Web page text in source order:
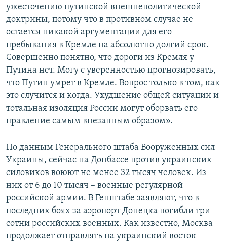
ужесточению путинской внешнеполитической
доктрины, потому что в противном случае не
остается никакой аргументации для его
пребывания в Кремле на абсолютно долгий срок.
Совершенно понятно, что дороги из Кремля у
Путина нет. Могу с уверенностью прогнозировать,
что Путин умрет в Кремле. Вопрос только в том, как
это случится и когда. Ухудшение общей ситуации и
тотальная изоляция России могут оборвать его
правление самым внезапным образом».
По данным Генерального штаба Вооруженных сил
Украины, сейчас на Донбассе против украинских
силовиков воюют не менее 32 тысяч человек. Из
них от 6 до 10 тысяч – военные регулярной
российской армии. В Генштабе заявляют, что в
последних боях за аэропорт Донецка погибли три
сотни российских военных. Как известно, Москва
продолжает отправлять на украинский восток